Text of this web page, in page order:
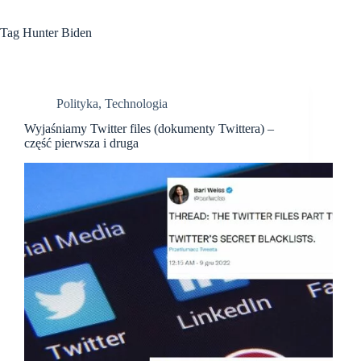
Tag Hunter Biden
Polityka, Technologia
Wyjaśniamy Twitter files (dokumenty Twittera) –
część pierwsza i druga